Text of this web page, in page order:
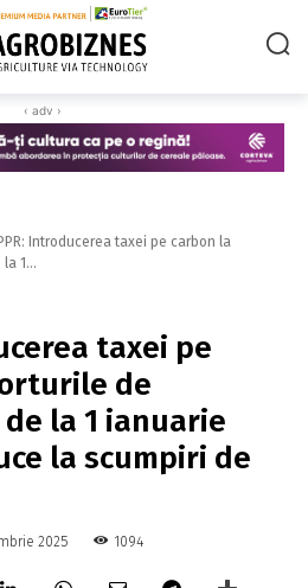
‹ adv ›
Introducerea taxei pe carbon la
1...
taxei pe
de
la 1 ianuarie
la scumpiri de
2025 1094